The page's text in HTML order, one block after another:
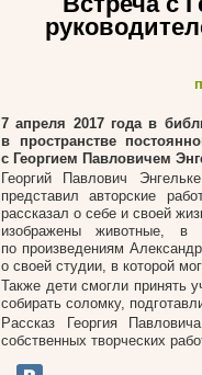
7 апреля 2017 года в
в пространстве
с Георгием Павловичем
Георгий Павлович
представил авторские
рассказал о себе и своей
изображены животные, в
по произведениям
о своей студии, в которой
Также дети смогли принять
собирать соломку,
Рассказ Георгия
собственных творческих